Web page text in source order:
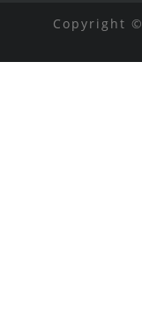
Copyright ©